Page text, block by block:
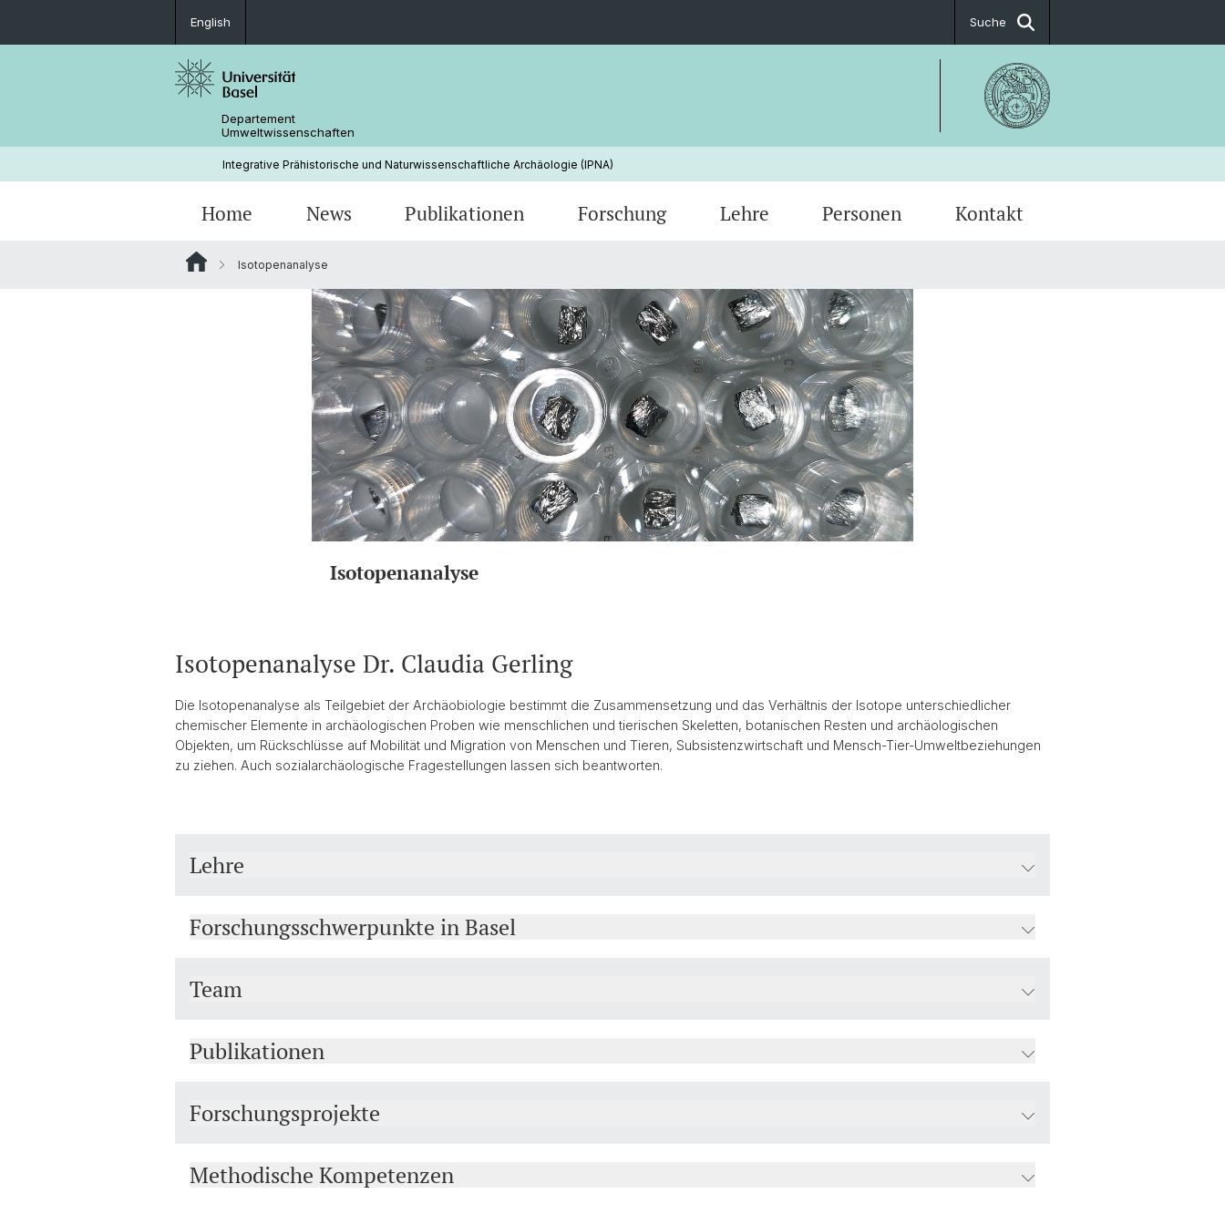
English Suche
Departement
Umweltwissenschaften
Integrative Prähistorische und Naturwissenschaftliche Archäologie (IPNA)
Home News Publikationen Forschung Lehre Personen Kontakt
Isotopenanalyse
Isotopenanalyse
Isotopenanalyse Dr. Claudia Gerling
Die Isotopenanalyse als Teilgebiet der Archäobiologie bestimmt die Zusammensetzung und das Verhältnis der Isotope unterschiedlicher
chemischer Elemente in archäologischen Proben wie menschlichen und tierischen Skeletten, botanischen Resten und archäologischen
Objekten, um Rückschlüsse auf Mobilität und Migration von Menschen und Tieren, Subsistenzwirtschaft und Mensch-Tier-Umweltbeziehungen
zu ziehen. Auch sozialarchäologische Fragestellungen lassen sich beantworten.
Lehre
Forschungsschwerpunkte in Basel
Team
Publikationen
Forschungsprojekte
Methodische Kompetenzen